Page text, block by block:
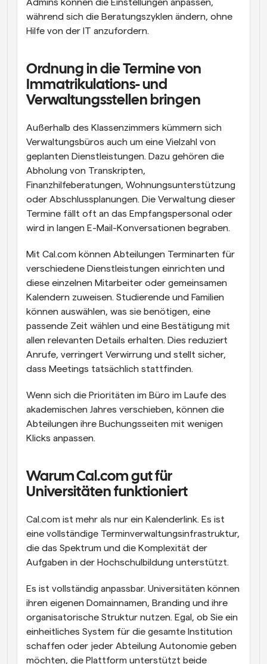
Admins können die Einstellungen anpassen,
während sich die Beratungszyklen ändern, ohne
Hilfe von der IT anzufordern.
Ordnung in die Termine von
Immatrikulations- und
Verwaltungsstellen bringen
Außerhalb des Klassenzimmers kümmern sich
Verwaltungsbüros auch um eine Vielzahl von
geplanten Dienstleistungen. Dazu gehören die
Abholung von Transkripten,
Finanzhilfeberatungen, Wohnungsunterstützung
oder Abschlussplanungen. Die Verwaltung dieser
Termine fällt oft an das Empfangspersonal oder
wird in langen E-Mail-Konversationen begraben.
Mit Cal.com können Abteilungen Terminarten für
verschiedene Dienstleistungen einrichten und
diese einzelnen Mitarbeiter oder gemeinsamen
Kalendern zuweisen. Studierende und Familien
können auswählen, was sie benötigen, eine
passende Zeit wählen und eine Bestätigung mit
allen relevanten Details erhalten. Dies reduziert
Anrufe, verringert Verwirrung und stellt sicher,
dass Meetings tatsächlich stattfinden.
Wenn sich die Prioritäten im Büro im Laufe des
akademischen Jahres verschieben, können die
Abteilungen ihre Buchungsseiten mit wenigen
Klicks anpassen.
Warum Cal.com gut für
Universitäten funktioniert
Cal.com ist mehr als nur ein Kalenderlink. Es ist
eine vollständige Terminverwaltungsinfrastruktur,
die das Spektrum und die Komplexität der
Aufgaben in der Hochschulbildung unterstützt.
Es ist vollständig anpassbar. Universitäten können
ihren eigenen Domainnamen, Branding und ihre
organisatorische Struktur nutzen. Egal, ob Sie ein
einheitliches System für die gesamte Institution
schaffen oder jeder Abteilung Autonomie geben
möchten, die Plattform unterstützt beide